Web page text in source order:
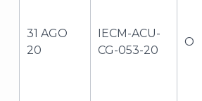
31 AGO
20
IECM-ACU-
CG-053-20
O